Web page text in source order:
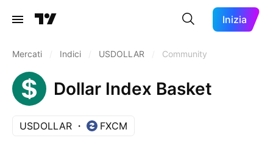
Inizia
Mercati Indici USDOLLAR Community
Dollar Index Basket
USDOLLAR FXCM